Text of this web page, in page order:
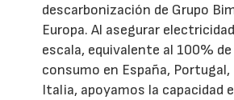
descarbonización de Grupo
Europa. Al asegurar
escala, equivalente al 100%
consumo en España, Portugal,
Italia, apoyamos la capacidad